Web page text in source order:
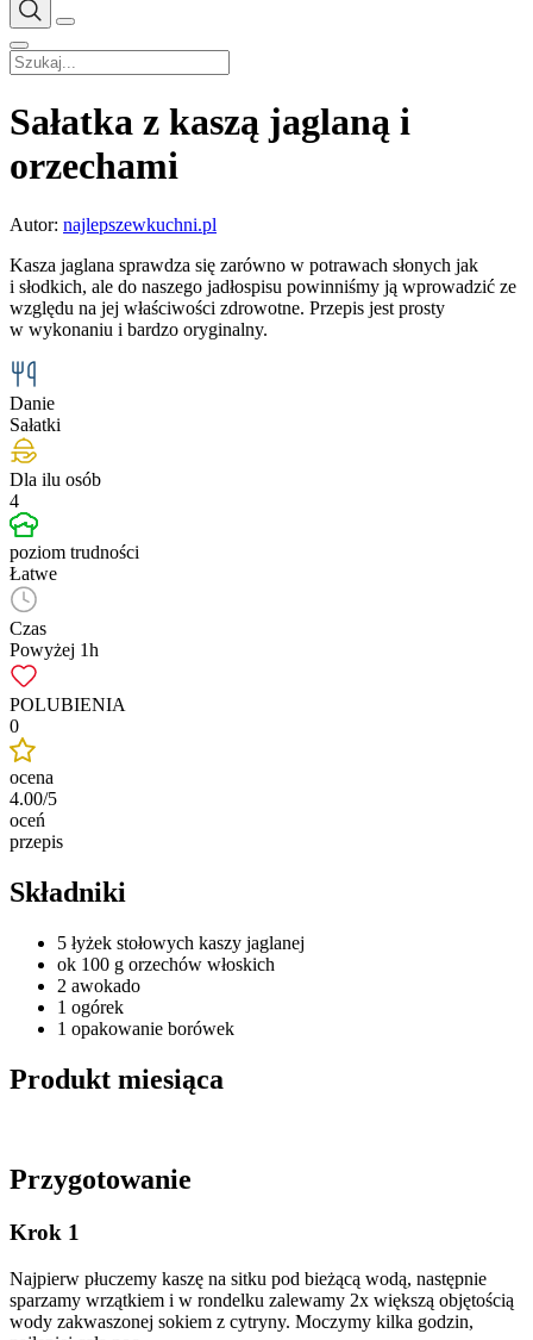
Sałatka z kaszą jaglaną i
orzechami
Autor: najlepszewkuchni.pl
Kasza jaglana sprawdza się zarówno w potrawach słonych jak
i słodkich, ale do naszego jadłospisu powinniśmy ją wprowadzić ze
względu na jej właściwości zdrowotne. Przepis jest prosty
w wykonaniu i bardzo oryginalny.
Danie
Sałatki
Dla ilu osób
4
poziom trudności
Łatwe
Czas
Powyżej 1h
POLUBIENIA
0
ocena
4.00/5
oceń
przepis
Składniki
5 łyżek stołowych kaszy jaglanej
ok 100 g orzechów włoskich
2 awokado
1 ogórek
1 opakowanie borówek
Produkt miesiąca
Przygotowanie
Krok 1
Najpierw płuczemy kaszę na sitku pod bieżącą wodą, następnie
sparzamy wrzątkiem i w rondelku zalewamy 2x większą objętością
wody zakwaszonej sokiem z cytryny. Moczymy kilka godzin,